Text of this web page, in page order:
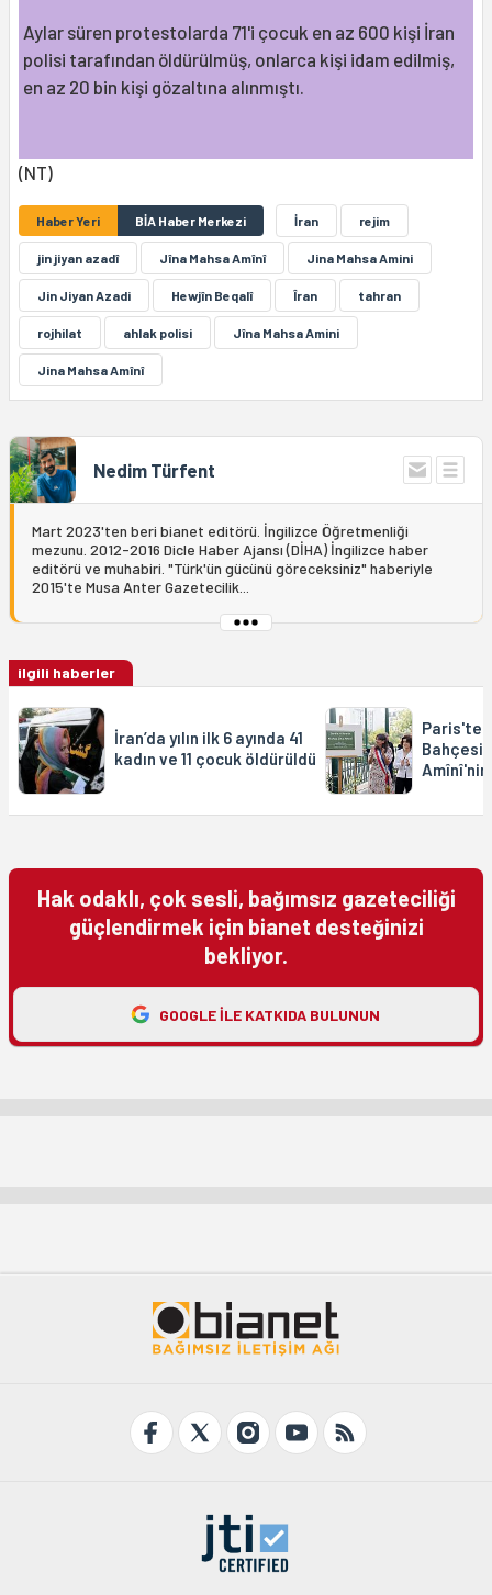
Aylar süren protestolarda 71'i çocuk en az 600 kişi İran
polisi tarafından öldürülmüş, onlarca kişi idam edilmiş,
en az 20 bin kişi gözaltına alınmıştı.
(NT)
Haber Yeri BİA Haber Merkezi İran rejim
jin jiyan azadî Jîna Mahsa Amînî Jina Mahsa Amini
Jin Jiyan Azadi Hewjîn Beqalî Îran tahran
rojhilat ahlak polisi Jîna Mahsa Amini
Jina Mahsa Amînî
Nedim Türfent
Mart 2023'ten beri bianet editörü. İngilizce Öğretmenliği
mezunu. 2012-2016 Dicle Haber Ajansı (DİHA) İngilizce haber
editörü ve muhabiri. "Türk'ün gücünü göreceksiniz" haberiyle
2015'te Musa Anter Gazetecilik...
ilgili haberler
İran’da yılın ilk 6 ayında 41
kadın ve 11 çocuk öldürüldü
Hak odaklı, çok sesli, bağımsız gazeteciliği
güçlendirmek için bianet desteğinizi
bekliyor.
GOOGLE ILE KATKIDA BULUNUN